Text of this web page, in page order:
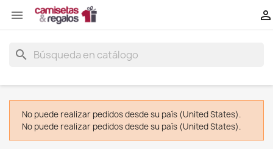
 
search
No puede realizar pedidos desde su país (United States).
No puede realizar pedidos desde su país (United States).